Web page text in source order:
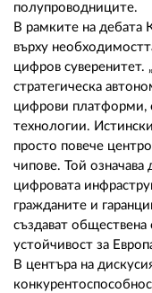
полупроводниците.
В рамките на дебата
върху
цифров
стратегическа
цифрови платформи,
технологии.
просто повече
чипове. Той
цифровата
гражданите и
създават
устойчивост за
В центъра на